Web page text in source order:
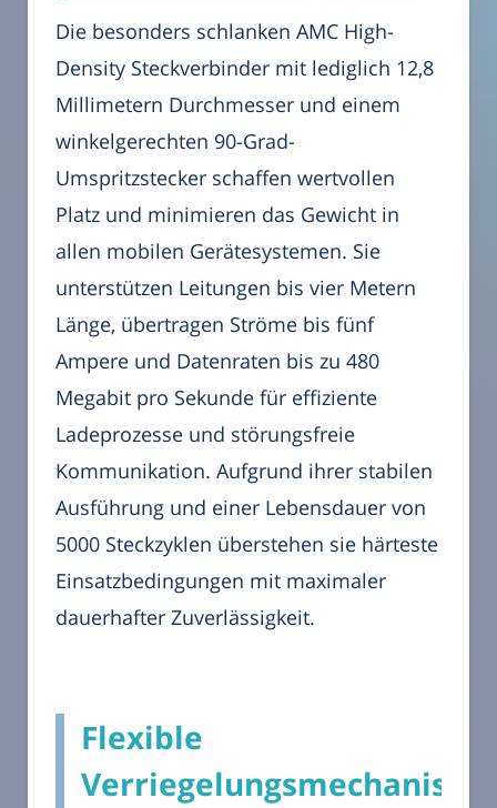
Die besonders schlanken AMC High-
Density Steckverbinder mit lediglich 12,8
Millimetern Durchmesser und einem
winkelgerechten 90-Grad-
Umspritzstecker schaffen wertvollen
Platz und minimieren das Gewicht in
allen mobilen Gerätesystemen. Sie
unterstützen Leitungen bis vier Metern
Länge, übertragen Ströme bis fünf
Ampere und Datenraten bis zu 480
Megabit pro Sekunde für effiziente
Ladeprozesse und störungsfreie
Kommunikation. Aufgrund ihrer stabilen
Ausführung und einer Lebensdauer von
5000 Steckzyklen überstehen sie härteste
Einsatzbedingungen mit maximaler
dauerhafter Zuverlässigkeit.
Flexible